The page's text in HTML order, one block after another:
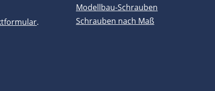
.
Modellbau-Schrauben
Schrauben nach Maß